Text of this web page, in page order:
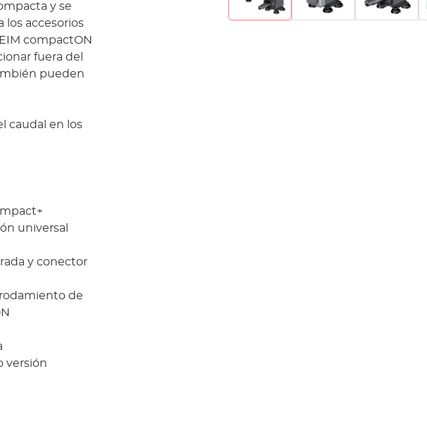
y se
los accesorios
compactON
fuera del
pueden
caudal en los
universal
y conector
de
versión